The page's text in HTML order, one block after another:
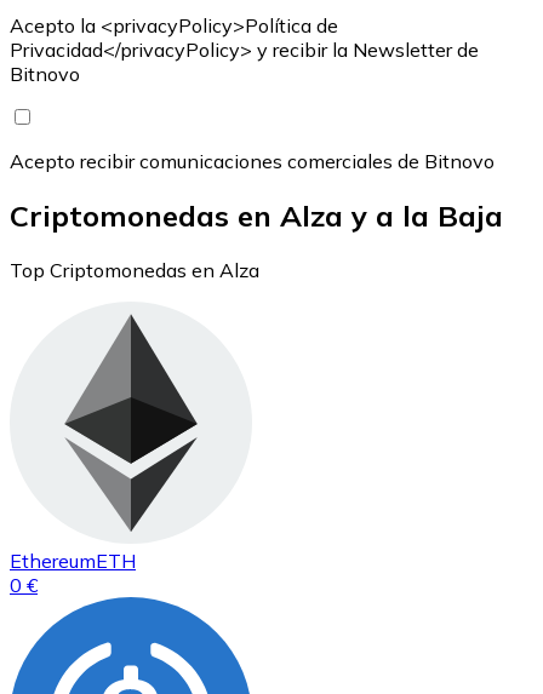
Acepto la <privacyPolicy>Política de
Privacidad</privacyPolicy> y recibir la Newsletter de
Bitnovo
Acepto recibir comunicaciones comerciales de Bitnovo
Criptomonedas en Alza y a la Baja
Top Criptomonedas en Alza
EthereumETH
0 €